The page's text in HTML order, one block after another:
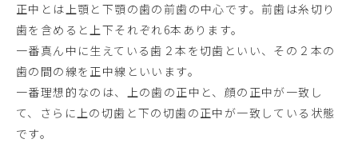
正中とは上顎と下顎の歯の前歯の中心です。前歯は糸切り
歯を含めると上下それぞれ6本あります。
一番真ん中に生えている歯２本を切歯といい、その２本の
歯の間の線を正中線といいます。
一番理想的なのは、上の歯の正中と、顔の正中が一致し
て、さらに上の切歯と下の切歯の正中が一致している状態
です。